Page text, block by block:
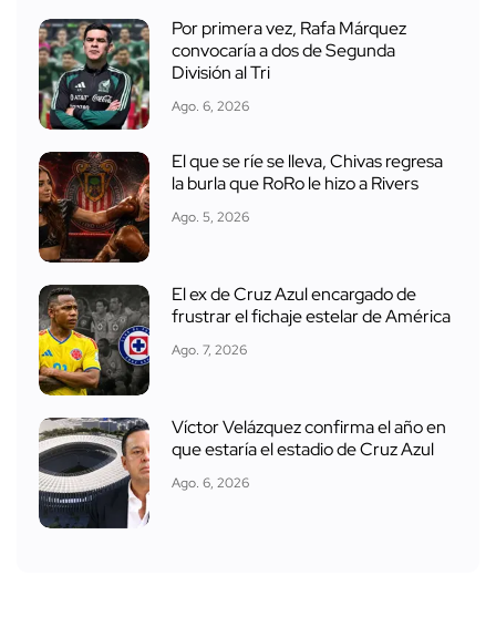
Por primera vez, Rafa Márquez
convocaría a dos de Segunda
División al Tri
Ago. 6, 2026
El que se ríe se lleva, Chivas regresa
la burla que RoRo le hizo a Rivers
Ago. 5, 2026
El ex de Cruz Azul encargado de
frustrar el fichaje estelar de América
Ago. 7, 2026
Víctor Velázquez confirma el año en
que estaría el estadio de Cruz Azul
Ago. 6, 2026